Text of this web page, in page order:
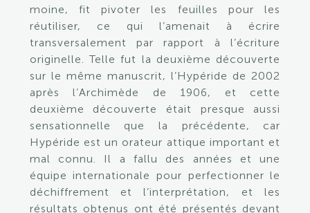
moine, fit pivoter les feuilles pour les
réutiliser, ce qui l’amenait à écrire
transversalement par rapport à l’écriture
originelle. Telle fut la deuxième découverte
sur le même manuscrit, l’Hypéride de 2002
après l’Archimède de 1906, et cette
deuxième découverte était presque aussi
sensationnelle que la précédente, car
Hypéride est un orateur attique important et
mal connu. Il a fallu des années et une
équipe internationale pour perfectionner le
déchiffrement et l’interprétation, et les
résultats obtenus ont été présentés devant